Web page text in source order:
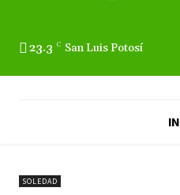
23.3 C San Luis Potosí
SOLEDAD